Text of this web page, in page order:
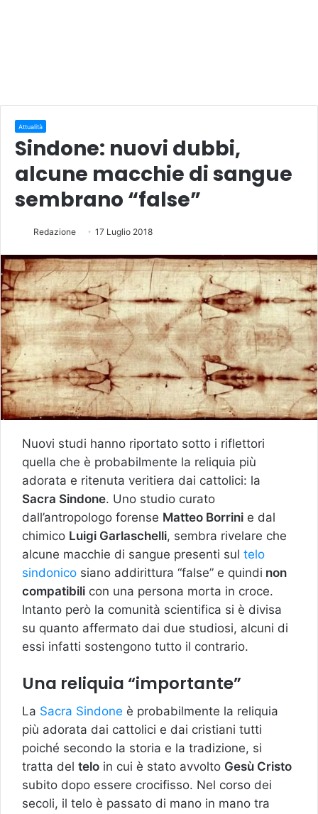
Attualità
Sindone: nuovi dubbi,
alcune macchie di sangue
sembrano “false”
Redazione 17 Luglio 2018
Nuovi studi hanno riportato sotto i riflettori
quella che è probabilmente la reliquia più
adorata e ritenuta veritiera dai cattolici: la
Sacra Sindone. Uno studio curato
dall’antropologo forense Matteo Borrini e dal
chimico Luigi Garlaschelli, sembra rivelare che
alcune macchie di sangue presenti sul telo
sindonico siano addirittura “false” e quindi non
compatibili con una persona morta in croce.
Intanto però la comunità scientifica si è divisa
su quanto affermato dai due studiosi, alcuni di
essi infatti sostengono tutto il contrario.
Una reliquia “importante”
La Sacra Sindone è probabilmente la reliquia
più adorata dai cattolici e dai cristiani tutti
poiché secondo la storia e la tradizione, si
tratta del telo in cui è stato avvolto Gesù Cristo
subito dopo essere crocifisso. Nel corso dei
secoli, il telo è passato di mano in mano tra